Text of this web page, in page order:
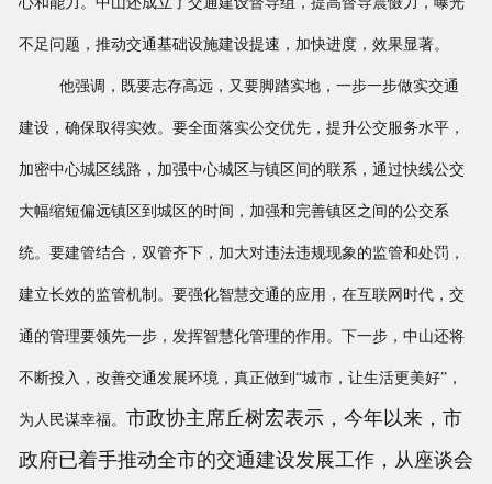
不足问题，推动交通基础设施建设提速，加快进度，效果显著。
他强调，既要志存高远，又要脚踏实地，一步一步做实交通
建设，确保取得实效。要全面落实公交优先，提升公交服务水平，
加密中心城区线路，加强中心城区与镇区间的联系，通过快线公交
大幅缩短偏远镇区到城区的时间，加强和完善镇区之间的公交系
统。要建管结合，双管齐下，加大对违法违规现象的监管和处罚，
建立长效的监管机制。要强化智慧交通的应用，在互联网时代，交
通的管理要领先一步，发挥智慧化管理的作用。下一步，中山还将
不断投入，改善交通发展环境，真正做到“城市，让生活更美好”，
为人民谋幸福。 市政协主席丘树宏表示，今年以来，市
政府已着手推动全市的交通建设发展工作，从座谈会